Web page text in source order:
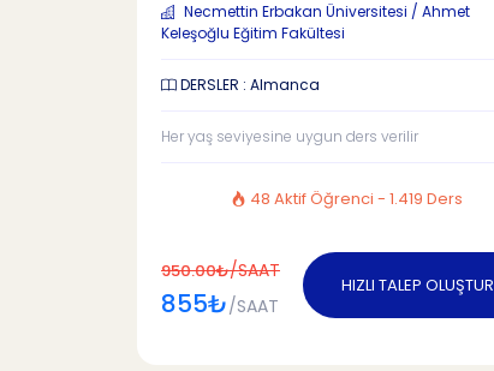
Necmettin Erbakan Üniversitesi / Ahmet
Keleşoğlu Eğitim Fakültesi
DERSLER : Almanca
Her yaş seviyesine uygun ders verilir
48 Aktif Öğrenci - 1.419 Ders
950.00₺/SAAT
855₺/SAAT
HIZLI TALEP OLUŞTUR